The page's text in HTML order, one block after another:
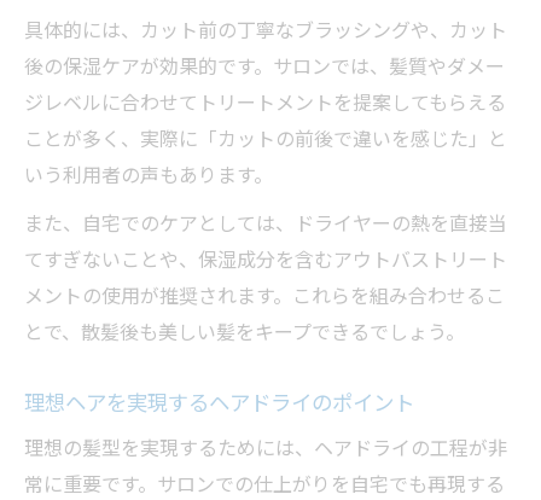
具体的には、カット前の丁寧なブラッシングや、カット
後の保湿ケアが効果的です。サロンでは、髪質やダメー
ジレベルに合わせてトリートメントを提案してもらえる
ことが多く、実際に「カットの前後で違いを感じた」と
いう利用者の声もあります。
また、自宅でのケアとしては、ドライヤーの熱を直接当
てすぎないことや、保湿成分を含むアウトバストリート
メントの使用が推奨されます。これらを組み合わせるこ
とで、散髪後も美しい髪をキープできるでしょう。
理想ヘアを実現するヘアドライのポイント
理想の髪型を実現するためには、ヘアドライの工程が非
常に重要です。サロンでの仕上がりを自宅でも再現する